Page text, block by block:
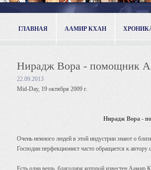
ГЛАВНАЯ ААМИР КХАН
Нирадж Вора - помощник
22.09.2013
Mid-Day, 19 октября 2009 г.
Нирадж Вора -
Очень немного людей в этой индустрии знают о
Господин перфекционист часто обращается к
Есть одна вещь, благодаря которой известен